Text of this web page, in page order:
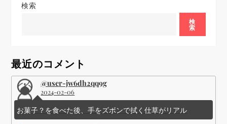
ー
ョ
ン
検索
検
索
最近のコメント
@user-jw6dh2qq9g
2024-02-06
お菓子？を食べた後、手をズボンで拭く仕草がリアル